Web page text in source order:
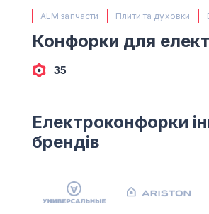
(067) 385 27 70
(063) 527 27 00
(044) 332 76 42
ALM запчасти Плити та духовки
Конфорки для
35
Електроконфорки
брендів